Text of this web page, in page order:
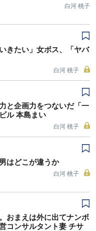
白河 桃子
きたい」女ボス、「ヤバ
白河 桃子
と企画力をつないだ「一
ル 本島まい
白河 桃子
はどこが違うか
白河 桃子
おまえは外に出てナンボ
コンサルタント妻 チサ